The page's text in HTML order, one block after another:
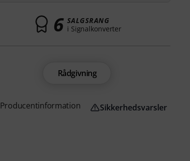
6 SALGSRANG
i Signalkonverter
Rådgivning
Producentinformation Sikkerhedsvarsler